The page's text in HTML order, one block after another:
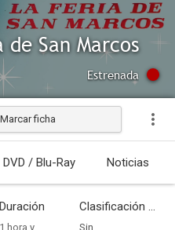
San Marcos
Estrenada
Marcar ficha
DVD / Blu-Ray Noticias
Duración
1 hora y
Clasificación por edades
Sin